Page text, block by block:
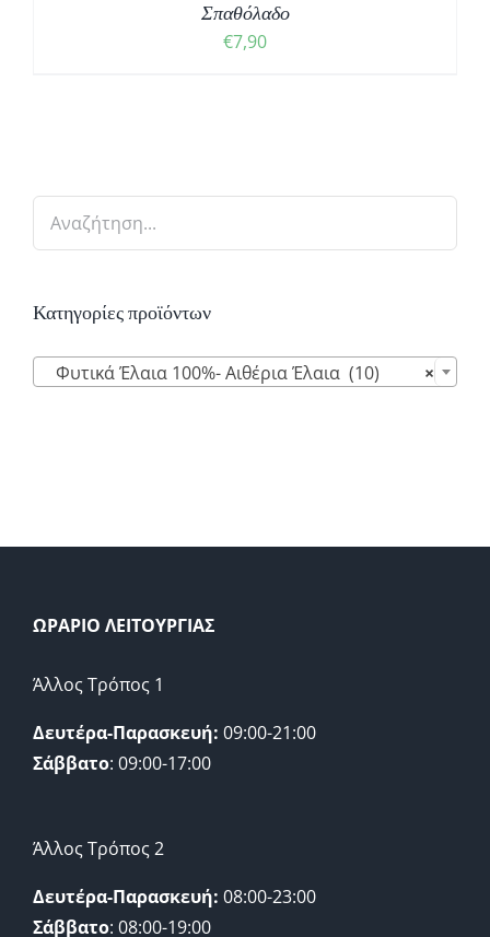
Σπαθόλαδο
€7,90
Κατηγορίες προϊόντων
×
Φυτικά Έλαια 100%- Αιθέρια Έλαια (10)
ΩΡΑΡΙΟ ΛΕΙΤΟΥΡΓΙΑΣ
Άλλος Τρόπος 1
Δευτέρα-Παρασκευή: 09:00-21:00
Σάββατο: 09:00-17:00
Άλλος Τρόπος 2
Δευτέρα-Παρασκευή: 08:00-23:00
Σάββατο: 08:00-19:00